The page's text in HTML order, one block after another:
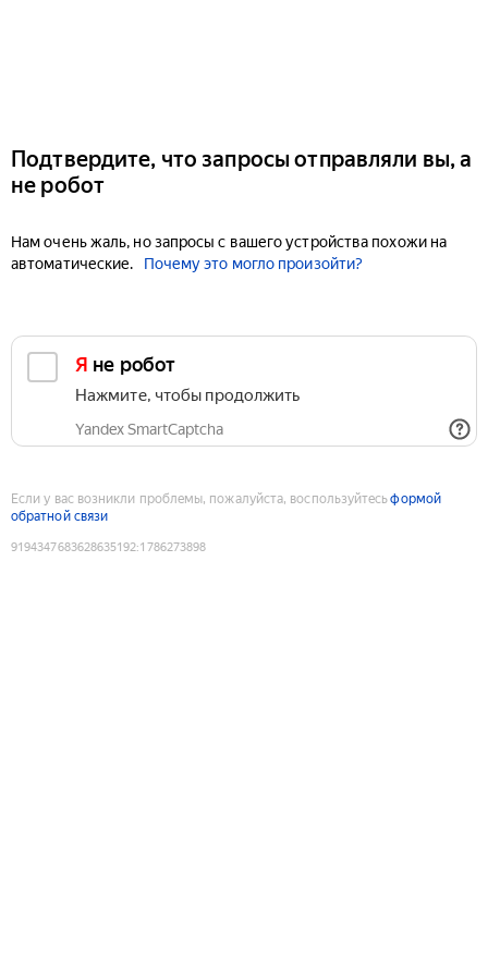
Подтвердите, что запросы отправляли вы, а
не робот
Нам очень жаль, но запросы с вашего устройства похожи на
автоматические.
Почему это могло произойти?
Я не робот
Нажмите, чтобы продолжить
Yandex SmartCaptcha
Если у вас возникли проблемы, пожалуйста, воспользуйтесьформой
обратной связи
9194347683628635192:1786273898